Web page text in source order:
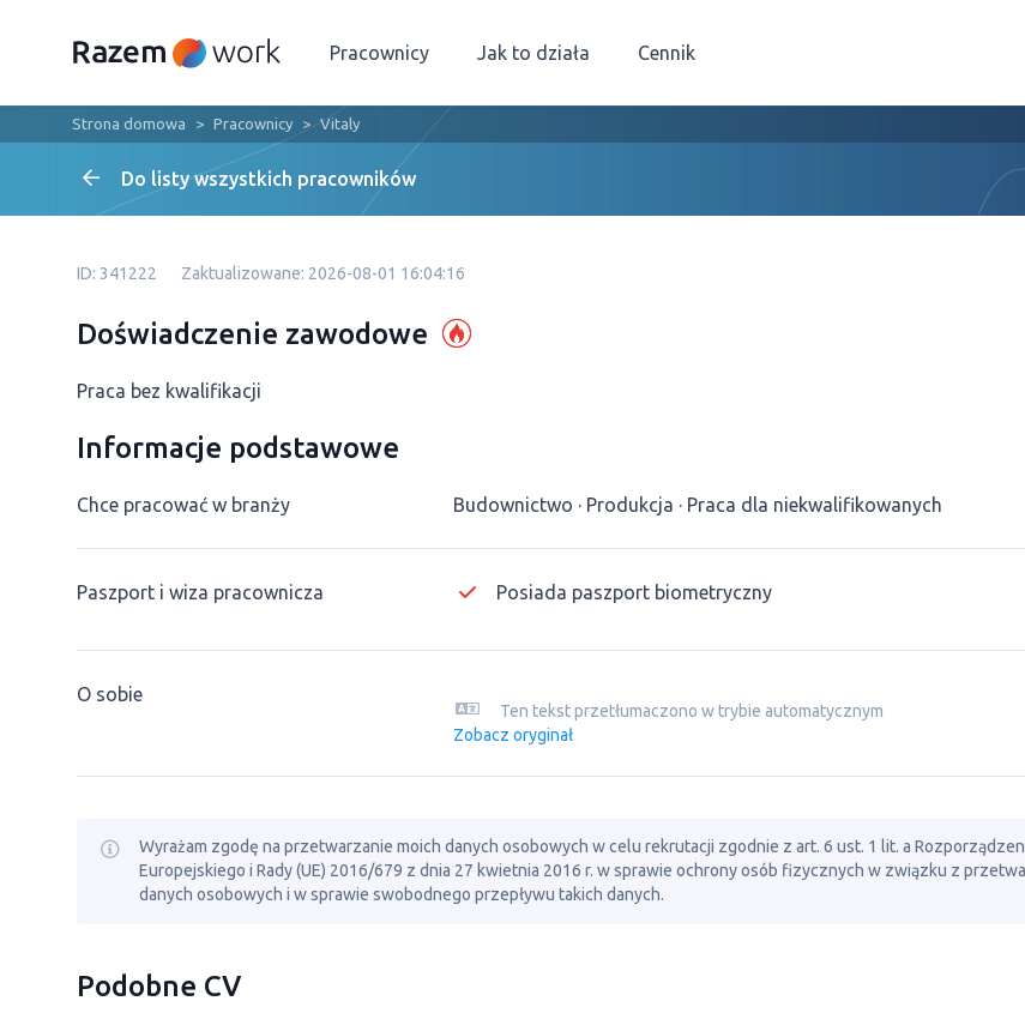
Pracownicy Jak to działa Cennik
Strona domowa Pracownicy Vitaly
Do listy wszystkich pracowników
ID: 341222 Zaktualizowane: 2026-08-01 16:04:16
Doświadczenie zawodowe
Praca bez kwalifikacji
Informacje podstawowe
Chce pracować w branży Budownictwo Produkcja Praca dla niekwalifikowanych
Paszport i wiza pracownicza Posiada paszport biometryczny
O sobie
Ten tekst przetłumaczono w trybie automatycznym
Zobacz oryginał
Wyrażam zgodę na przetwarzanie moich danych osobowych w celu rekrutacji zgodnie z art. 6 ust. 1 lit. a
Europejskiego i Rady (UE) 2016/679 z dnia 27 kwietnia 2016 r. w sprawie ochrony osób fizycznych w związku z
danych osobowych i w sprawie swobodnego przepływu takich danych.
Podobne CV